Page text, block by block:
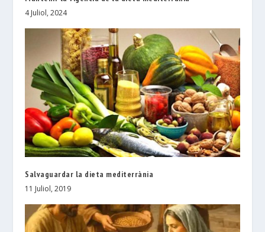
4 Juliol, 2024
Salvaguardar la dieta mediterrània
11 Juliol, 2019